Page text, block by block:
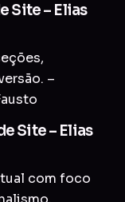
Site – Elias
–
Site – Elias
com foco